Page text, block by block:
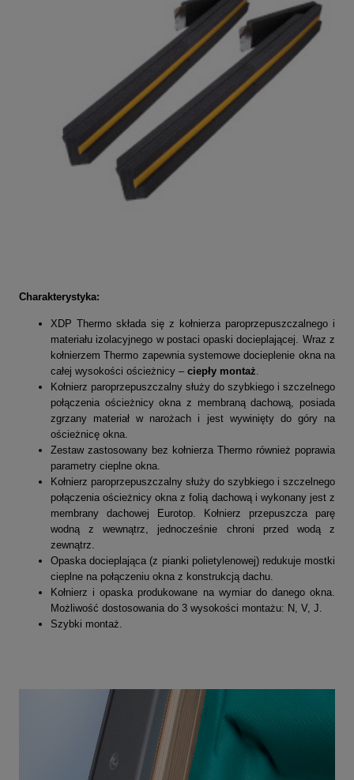
Charakterystyka:
XDP Thermo składa się z kołnierza paroprzepuszczalnego i
materiału izolacyjnego w postaci opaski docieplającej. Wraz z
kołnierzem Thermo zapewnia systemowe docieplenie okna na
całej wysokości ościeżnicy – ciepły montaż.
Kołnierz paroprzepuszczalny służy do szybkiego i szczelnego
połączenia ościeżnicy okna z membraną dachową, posiada
zgrzany materiał w narożach i jest wywinięty do góry na
ościeżnicę okna.
Zestaw zastosowany bez kołnierza Thermo również poprawia
parametry cieplne okna.
Kołnierz paroprzepuszczalny służy do szybkiego i szczelnego
połączenia ościeżnicy okna z folią dachową i wykonany jest z
membrany dachowej Eurotop. Kołnierz przepuszcza parę
wodną z wewnątrz, jednocześnie chroni przed wodą z
zewnątrz.
Opaska docieplająca (z pianki polietylenowej) redukuje mostki
cieplne na połączeniu okna z konstrukcją dachu.
Kołnierz i opaska produkowane na wymiar do danego okna.
Możliwość dostosowania do 3 wysokości montażu: N, V, J.
Szybki montaż.